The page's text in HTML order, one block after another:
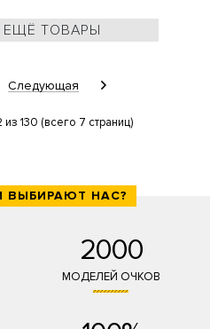
ЕЩЁ ТОВАРЫ
Следующая
130 (всего 7 страниц)
НАС?
2000
МОДЕЛЕЙ ОЧКОВ